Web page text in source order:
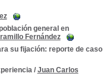
general en
Fernández
su fijación: reporte de caso
/ Juan Carlos